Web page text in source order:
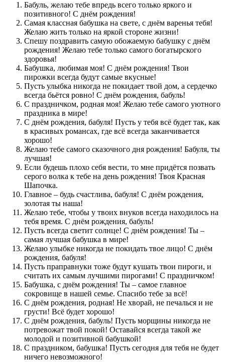
Бабуль, желаю тебе впредь всего только яркого и
позитивного! С днём рождения!
Самая классная бабушка на свете, с днём варенья тебя!
Желаю жить только на яркой стороне жизни!
Спешу поздравить самую обожаемую бабушку с днём
рождения! Желаю тебе только самого богатырского
здоровья!
Бабушка, любимая моя! С днём рождения! Твои
пирожки всегда будут самые вкусные!
Пусть улыбка никогда не покидает твой дом, а сердечко
всегда бьётся ровно! С днём рождения, бабуль!
С праздничком, родная моя! Желаю тебе самого уютного
праздника в мире!
С днём рождения, бабуля! Пусть у тебя всё будет так, как
в красивых романсах, где всё всегда заканчивается
хорошо!
Желаю тебе самого сказочного дня рождения! Бабуля, ты
лучшая!
Если будешь плохо себя вести, то мне придётся позвать
серого волка к тебе на день рождения! Твоя Красная
Шапочка.
Главное – будь счастлива, бабуля! С днём рождения,
золотая ты наша!
Желаю тебе, чтобы у твоих внуков всегда находилось на
тебя время. С днём рождения, бабуль!
Пусть всегда светит солнце! С днём рождения! Ты –
самая лучшая бабушка в мире!
Желаю улыбке никогда не покидать твое лицо! С днём
рождения, бабуля!
Пусть праправнуки тоже будут кушать твои пироги, и
считать их самым лучшими пирогами! С праздничком!
Бабушка, с днём рождения! Ты – самое главное
сокровище в нашей семье. Спасибо тебе за всё!
С днём рождения, родная! Не хворай, не печалься и не
грусти! Всё будет хорошо!
С днём рождения, бабуль! Пусть морщины никогда не
потревожат твой покой! Оставайся всегда такой же
молодой и позитивной бабушкой!
С праздником, бабушка! Пусть сегодня для тебя не будет
ничего невозможного!